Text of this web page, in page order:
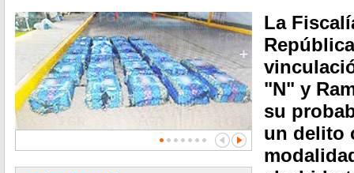
La
"N" y
su
un delito